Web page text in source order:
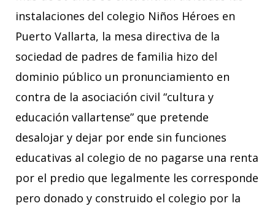
instalaciones del colegio Niños Héroes en
Puerto Vallarta, la mesa directiva de la
sociedad de padres de familia hizo del
dominio público un pronunciamiento en
contra de la asociación civil “cultura y
educación vallartense” que pretende
desalojar y dejar por ende sin funciones
educativas al colegio de no pagarse una renta
por el predio que legalmente les corresponde
pero donado y construido el colegio por la